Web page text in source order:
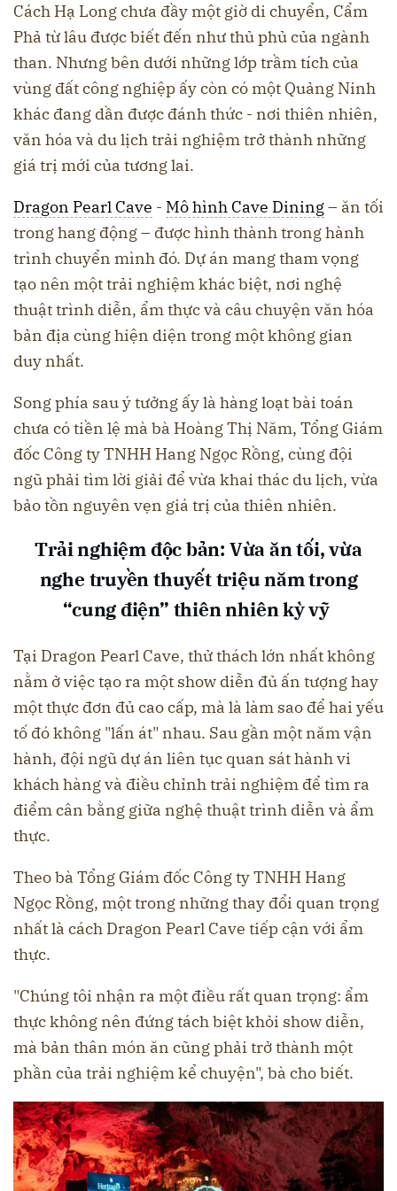
Cách Hạ Long chưa đầy một giờ di chuyển, Cẩm
Phả từ lâu được biết đến như thủ phủ của ngành
than. Nhưng bên dưới những lớp trầm tích của
vùng đất công nghiệp ấy còn có một Quảng Ninh
khác đang dần được đánh thức - nơi thiên nhiên,
văn hóa và du lịch trải nghiệm trở thành những
giá trị mới của tương lai.
Dragon Pearl Cave - Mô hình Cave Dining– ăn tối
trong hang động – được hình thành trong hành
trình chuyển mình đó. Dự án mang tham vọng
tạo nên một trải nghiệm khác biệt, nơi nghệ
thuật trình diễn, ẩm thực và câu chuyện văn hóa
bản địa cùng hiện diện trong một không gian
duy nhất.
Song phía sau ý tưởng ấy là hàng loạt bài toán
chưa có tiền lệ mà bà Hoàng Thị Năm, Tổng Giám
đốc Công ty TNHH Hang Ngọc Rồng, cùng đội
ngũ phải tìm lời giải để vừa khai thác du lịch, vừa
bảo tồn nguyên vẹn giá trị của thiên nhiên.
Trải nghiệm độc bản: Vừa ăn tối, vừa
nghe truyền thuyết triệu năm trong
“cung điện” thiên nhiên kỳ vỹ
Tại Dragon Pearl Cave, thử thách lớn nhất không
nằm ở việc tạo ra một show diễn đủ ấn tượng hay
một thực đơn đủ cao cấp, mà là làm sao để hai yếu
tố đó không "lấn át" nhau. Sau gần một năm vận
hành, đội ngũ dự án liên tục quan sát hành vi
khách hàng và điều chỉnh trải nghiệm để tìm ra
điểm cân bằng giữa nghệ thuật trình diễn và ẩm
thực.
Theo bà Tổng Giám đốc Công ty TNHH Hang
Ngọc Rồng, một trong những thay đổi quan trọng
nhất là cách Dragon Pearl Cave tiếp cận với ẩm
thực.
"Chúng tôi nhận ra một điều rất quan trọng: ẩm
thực không nên đứng tách biệt khỏi show diễn,
mà bản thân món ăn cũng phải trở thành một
phần của trải nghiệm kể chuyện", bà cho biết.